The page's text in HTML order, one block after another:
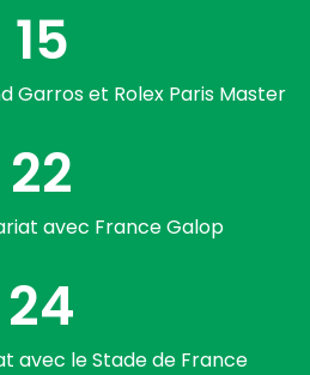
15
Garros et Rolex Paris Master
22
avec France Galop
24
avec le Stade de France